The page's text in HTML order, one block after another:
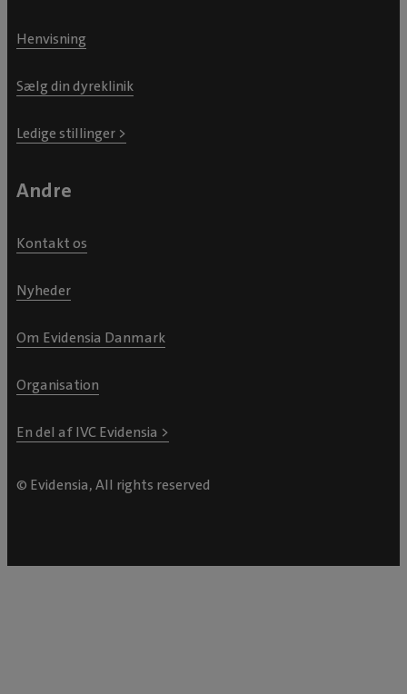
Henvisning
Sælg din dyreklinik
Ledige stillinger >
Andre
Kontakt os
Nyheder
Om Evidensia Danmark
Organisation
En del af IVC Evidensia >
© Evidensia, All rights reserved